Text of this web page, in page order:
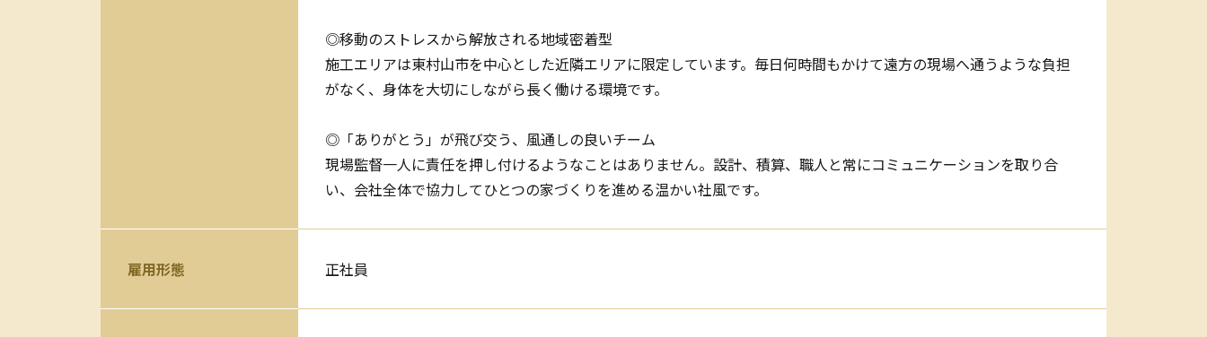
◎移動のストレスから解放される地域密着型
施工エリアは東村山市を中心とした近隣エリアに限定しています。毎日何時間もかけて遠方の現場へ通うような負担
がなく、身体を大切にしながら長く働ける環境です。
◎「ありがとう」が飛び交う、風通しの良いチーム
現場監督一人に責任を押し付けるようなことはありません。設計、積算、職人と常にコミュニケーションを取り合
い、会社全体で協力してひとつの家づくりを進める温かい社風です。
雇用形態 正社員